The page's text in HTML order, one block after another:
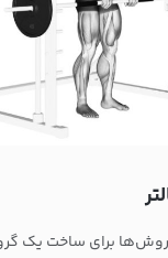
روش‌ها برای ساخت یک